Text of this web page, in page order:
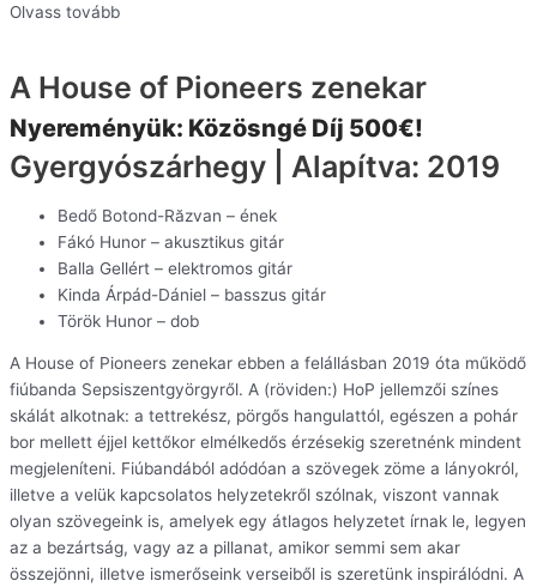
Olvass tovább
A House of Pioneers zenekar
Nyereményük: Közösngé Díj 500€!
Gyergyószárhegy | Alapítva: 2019
Bedő Botond-Răzvan – ének
Fákó Hunor – akusztikus gitár
Balla Gellért – elektromos gitár
Kinda Árpád-Dániel – basszus gitár
Török Hunor – dob
A House of Pioneers zenekar ebben a felállásban 2019 óta működő
fiúbanda Sepsiszentgyörgyről. A (röviden:) HoP jellemzői színes
skálát alkotnak: a tettrekész, pörgős hangulattól, egészen a pohár
bor mellett éjjel kettőkor elmélkedős érzésekig szeretnénk mindent
megjeleníteni. Fiúbandából adódóan a szövegek zöme a lányokról,
illetve a velük kapcsolatos helyzetekről szólnak, viszont vannak
olyan szövegeink is, amelyek egy átlagos helyzetet írnak le, legyen
az a bezártság, vagy az a pillanat, amikor semmi sem akar
összejönni, illetve ismerőseink verseiből is szeretünk inspirálódni. A